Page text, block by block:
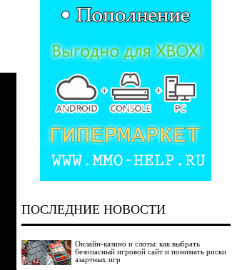
ПОСЛЕДНИЕ НОВОСТИ
Онлайн-казино и слоты: как выбрать
безопасный игровой сайт и понимать риски
азартных игр